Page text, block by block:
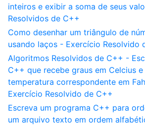
inteiros e exibir a soma de seus
Resolvidos de C++
Como desenhar um triângulo de
usando laços - Exercício Resolvido
Algoritmos Resolvidos de C++ -
C++ que recebe graus em Celcius
temperatura correspondente em
Exercício Resolvido de C++
Escreva um programa C++ para
um arquivo texto em ordem